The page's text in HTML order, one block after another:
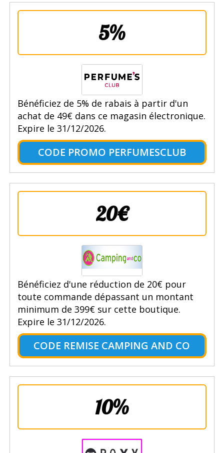
5%
Bénéficiez de 5% de rabais à partir d'un
achat de 49€ dans ce magasin électronique.
Expire le 31/12/2026.
CODE PROMO PERFUMESCLUB
20€
Bénéficiez d'une réduction de 20€ pour
toute commande dépassant un montant
minimum de 399€ sur cette boutique.
Expire le 31/12/2026.
CODE REMISE CAMPING AND CO
10%